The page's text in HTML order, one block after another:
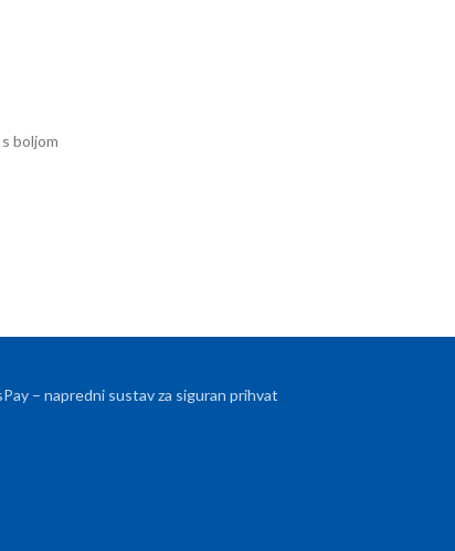
boljom
– napredni sustav za siguran prihvat